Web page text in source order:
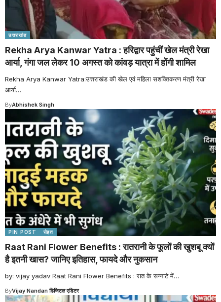
उत्तराखंड
Rekha Arya Kanwar Yatra : हरिद्वार पहुंचीं खेल मंत्री रेखा
आर्या, गंगा जल लेकर 10 अगस्त को कांवड़ यात्रा में होंगी शामिल
Rekha Arya Kanwar Yatra:उत्तराखंड की खेल एवं महिला सशक्तिकरण मंत्री रेखा
आर्या…
ByAbhishek Singh
PIN POST सेहत
Raat Rani Flower Benefits : रातरानी के फूलों की खुशबू क्यों
है इतनी खास? जानिए इतिहास, फायदे और नुकसान
by: vijay yadav Raat Rani Flower Benefits : रात के सन्नाटे में…
ByVijay Nandan डिजिटल एडिटर